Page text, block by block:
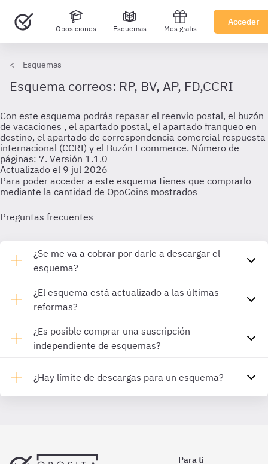
Oposiciones Esquemas Mes gratis
Acceder
Esquemas
Esquema correos: RP, BV, AP, FD,CCRI
Con este esquema podrás repasar el reenvío postal, el buzón
de vacaciones , el apartado postal, el apartado franqueo en
destino, el apartado de correspondencia comercial respuesta
internacional (CCRI) y el Buzón Ecommerce. Número de
páginas: 7. Versión 1.1.0
Actualizado el 9 jul 2026
Para poder acceder a este esquema tienes que comprarlo
mediante la cantidad de OpoCoins mostrados
Preguntas frecuentes
¿Se me va a cobrar por darle a descargar el
esquema?
¿El esquema está actualizado a las últimas
reformas?
¿Es posible comprar una suscripción
independiente de esquemas?
¿Hay límite de descargas para un esquema?
Para ti